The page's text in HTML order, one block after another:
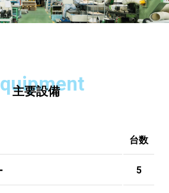
主要設備
台数
5